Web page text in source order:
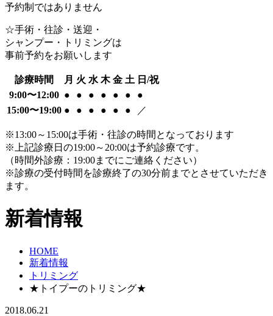
予約制ではありません
☆手術・往診・送迎・
シャンプー・トリミングは
事前予約をお願いします
診療時間 月 火 水 木 金 土 日/祝
9:00〜12:00 ● ● ● ● ● ●
●
15:00〜19:00 ● ● ● ● ● ● ／
※13:00～15:00は手術・往診の時間となっております
※上記診療日の19:00～20:00は予約診療です。
（時間外診療：19:00までにご連絡ください）
※診療の受付時間を診療終了の30分前までとさせていただき
ます。
新着情報
HOME
新着情報
トリミング
★トイプーのトリミング★
2018.06.21